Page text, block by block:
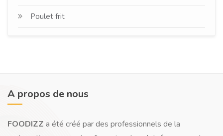
Poulet frit
A propos de nous
FOODIZZ a été créé par des professionnels de la